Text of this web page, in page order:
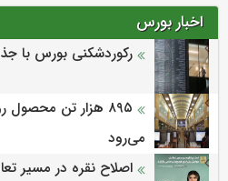
اخبار بورس
رکوردشکنی بورس با جذب ۶.۲ همت سرمایه
۸۹۵ هزار تن
می‌‌رود
اصلاح نقره در مسیر